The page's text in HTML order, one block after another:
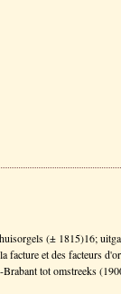
(± 1815)16;
facture et des facteurs
tot omstreeks